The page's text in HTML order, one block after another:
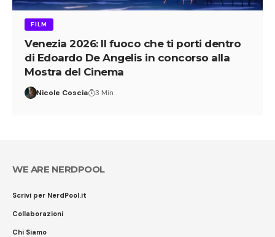
FILM
Venezia 2026: Il fuoco che ti porti dentro
di Edoardo De Angelis in concorso alla
Mostra del Cinema
Nicole Coscia 3 Min
WE ARE NERDPOOL
Scrivi per NerdPool.it
Collaborazioni
Chi Siamo